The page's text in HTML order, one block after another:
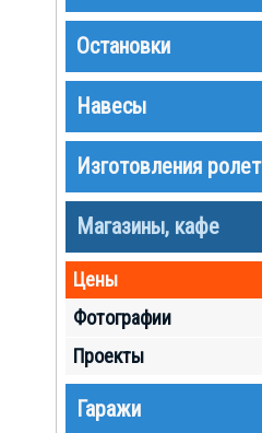
Остановки
Навесы
Изготовления ролет
Магазины, кафе
Цены
Фотографии
Проекты
Гаражи